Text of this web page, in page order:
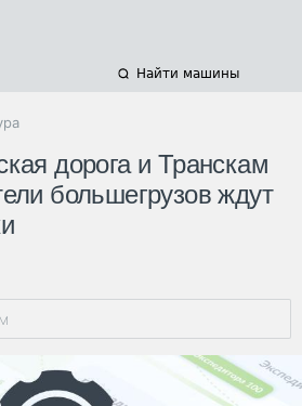
Найти машины
дорога и Транскам
большегрузов ждут